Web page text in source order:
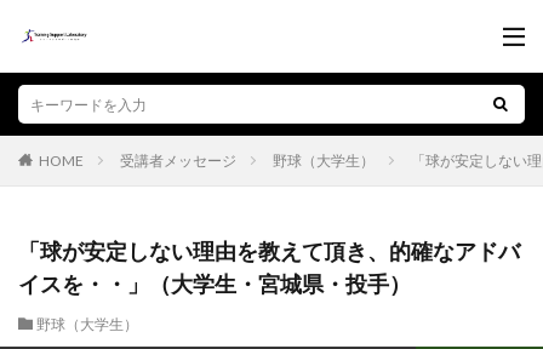
HOME 受講者メッセージ 野球（大学生） 「球が安定しない
「球が安定しない理由を教えて頂き、的確なアドバ
イスを・・」（大学生・宮城県・投手）
野球（大学生）